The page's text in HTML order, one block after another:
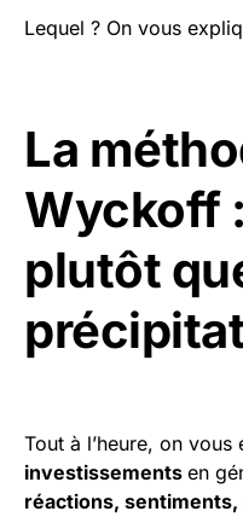
Lequel ? On vous
La
Wyckoff
plutôt
Tout à l’heure, on
investissements en
réactions,